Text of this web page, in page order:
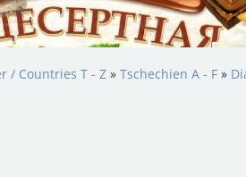
/ Countries T - Z » Tschechien A - F »